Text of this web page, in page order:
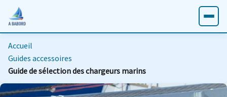
Accueil
Guides accessoires
Guide de sélection des chargeurs marins